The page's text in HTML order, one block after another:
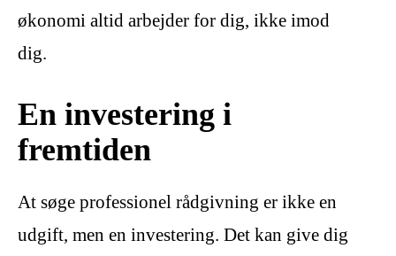
økonomi altid arbejder for dig, ikke imod
dig.
En investering i
fremtiden
At søge professionel rådgivning er ikke en
udgift, men en investering. Det kan give dig